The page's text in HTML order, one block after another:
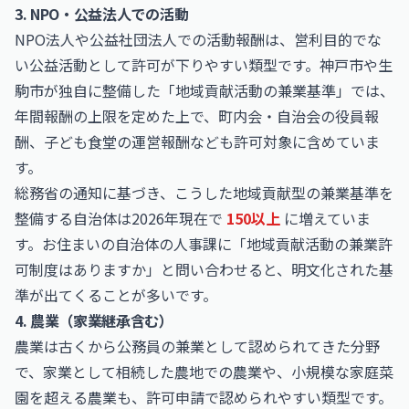
3. NPO・公益法人での活動
NPO法人や公益社団法人での活動報酬は、営利目的でな
い公益活動として許可が下りやすい類型です。神戸市や生
駒市が独自に整備した「地域貢献活動の兼業基準」では、
年間報酬の上限を定めた上で、町内会・自治会の役員報
酬、子ども食堂の運営報酬なども許可対象に含めていま
す。
総務省の通知に基づき、こうした地域貢献型の兼業基準を
整備する自治体は2026年現在で 150以上 に増えていま
す。お住まいの自治体の人事課に「地域貢献活動の兼業許
可制度はありますか」と問い合わせると、明文化された基
準が出てくることが多いです。
4. 農業（家業継承含む）
農業は古くから公務員の兼業として認められてきた分野
で、家業として相続した農地での農業や、小規模な家庭菜
園を超える農業も、許可申請で認められやすい類型です。